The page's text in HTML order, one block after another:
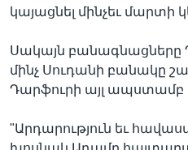
կայացնել մինչեւ մարտի
Սակայն բանագնացները
մինչ Սուդանի բանակը
Դարֆուրի այլ ապստամբ
"Արդարություն եւ